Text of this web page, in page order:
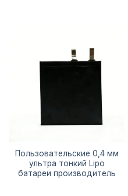
Пользовательские 0,4 мм
ультра тонкий Lipo
батареи производитель